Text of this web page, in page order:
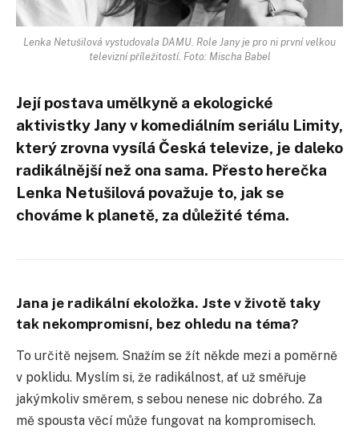
Lenka Netušilová vystudovala DAMU. Role Jany je pro ni první velkou
televizní příležitostí. Foto: Mischa Babel
Její postava umělkyně a ekologické
aktivistky Jany v komediálním seriálu Limity,
který zrovna vysílá Česká televize, je daleko
radikálnější než ona sama. Přesto herečka
Lenka Netušilová považuje to, jak se
chováme k planetě, za důležité téma.
Jana je radikální ekoložka. Jste v životě taky
tak nekompromisní, bez ohledu na téma?
To určitě nejsem. Snažím se žít někde mezi a poměrně
v poklidu. Myslím si, že radikálnost, ať už směřuje
jakýmkoliv směrem, s sebou nenese nic dobrého. Za
mě spousta věcí může fungovat na kompromisech.